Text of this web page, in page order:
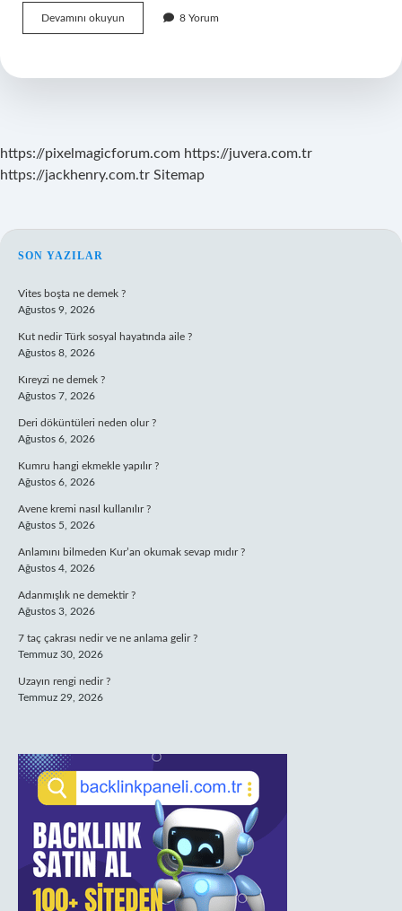
Devamını okuyun
Daire
Gelir
8 Yorum
https://pixelmagicforum.com https://juvera.com.tr
https://jackhenry.com.tr Sitemap
SIDEBAR
SON YAZILAR
Vites boşta ne demek ?
Ağustos 9, 2026
Kut nedir Türk sosyal hayatında aile ?
Ağustos 8, 2026
Kıreyzi ne demek ?
Ağustos 7, 2026
Deri döküntüleri neden olur ?
Ağustos 6, 2026
Kumru hangi ekmekle yapılır ?
Ağustos 6, 2026
Avene kremi nasıl kullanılır ?
Ağustos 5, 2026
Anlamını bilmeden Kur’an okumak sevap mıdır ?
Ağustos 4, 2026
Adanmışlık ne demektir ?
Ağustos 3, 2026
7 taç çakrası nedir ve ne anlama gelir ?
Temmuz 30, 2026
Uzayın rengi nedir ?
Temmuz 29, 2026